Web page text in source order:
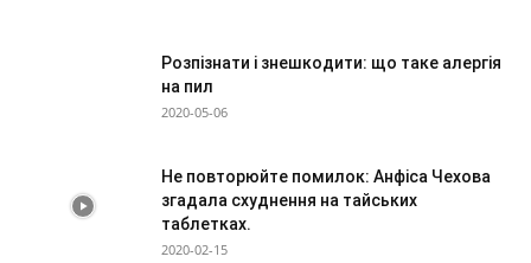
Розпізнати і знешкодити: що таке алергія
на пил
2020-05-06
Не повторюйте помилок: Анфіса Чехова
згадала схуднення на тайських
таблетках.
2020-02-15